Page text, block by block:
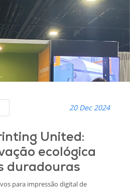
20 Dec 2024
United:
ecológica
duradouras
para impressão digital de